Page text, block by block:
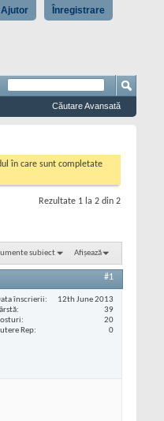
Înregistrare
Ajutor
Căutare Avansată
în care sunt completate
Rezultate 1 la 2 din 2
subiect Afișează
#1
înscrierii
12th June 2013
39
20
Rep
0